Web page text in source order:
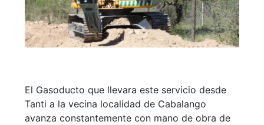
El Gasoducto que llevara este servicio desde
Tanti a la vecina localidad de Cabalango
avanza constantemente con mano de obra de